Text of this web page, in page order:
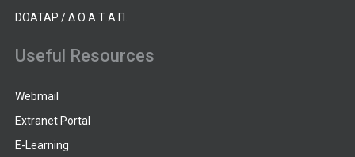
DOATAP / Δ.Ο.Α.Τ.Α.Π.
Useful Resources
Webmail
Extranet Portal
E-Learning